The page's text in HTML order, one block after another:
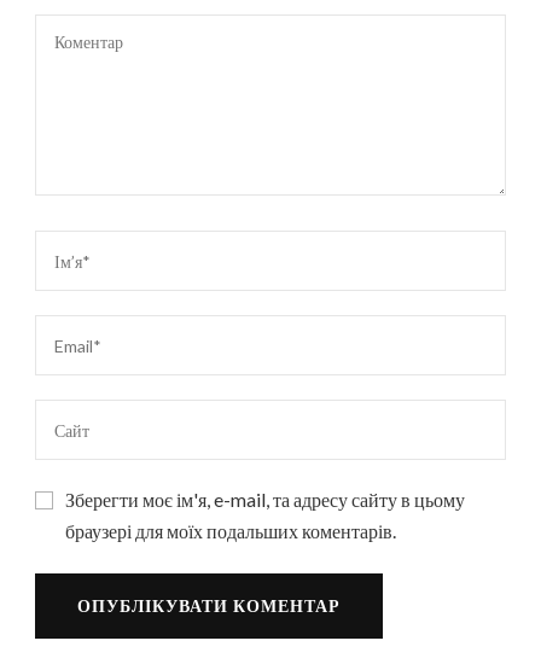
Зберегти моє ім'я, e-mail, та адресу сайту в цьому
браузері для моїх подальших коментарів.